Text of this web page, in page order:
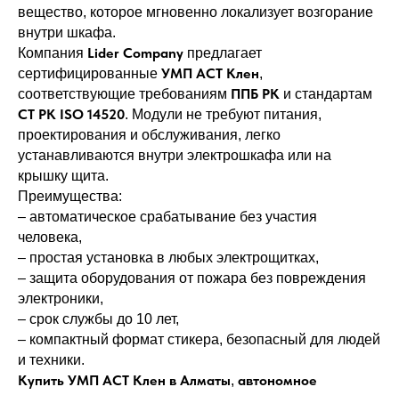
вещество, которое мгновенно локализует возгорание
внутри шкафа.
Компания Lider Company предлагает
сертифицированные УМП АСТ Клен,
соответствующие требованиям ППБ РК и стандартам
СТ РК ISO 14520. Модули не требуют питания,
проектирования и обслуживания, легко
устанавливаются внутри электрошкафа или на
крышку щита.
Преимущества:
– автоматическое срабатывание без участия
человека,
– простая установка в любых электрощитках,
– защита оборудования от пожара без повреждения
электроники,
– срок службы до 10 лет,
– компактный формат стикера, безопасный для людей
и техники.
Купить УМП АСТ Клен в Алматы, автономное